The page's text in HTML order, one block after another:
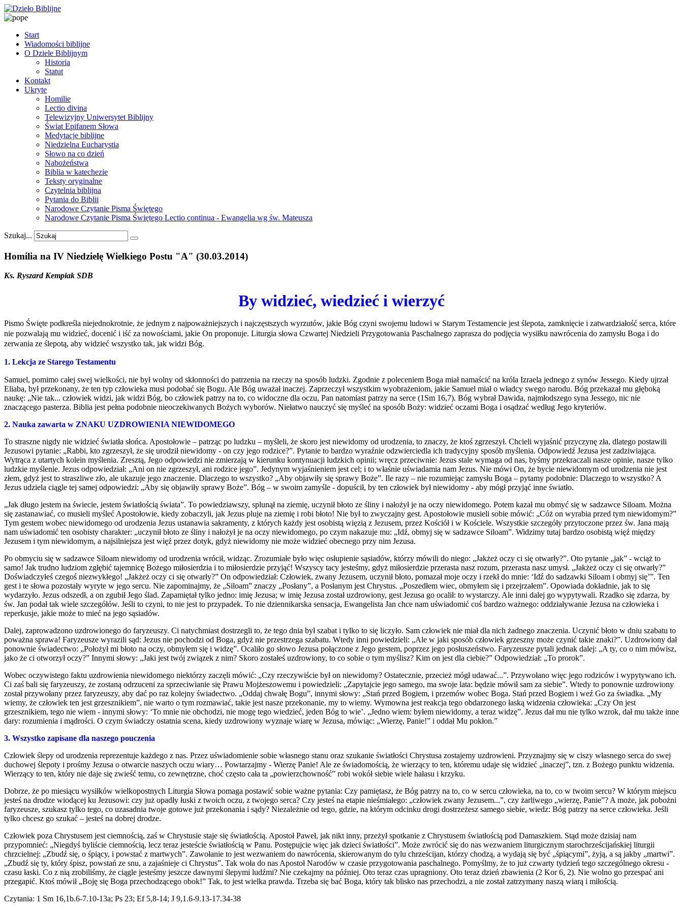
Start
Wiadomości biblijne
O Dziele Biblijnym
Historia
Statut
Kontakt
Ukryte
Homilie
Lectio divina
Telewizyjny Uniwersytet Biblijny
Świat Epifanem Słowa
Medytacje biblijne
Niedzielna Eucharystia
Słowo na co dzień
Nabożeństwa
Biblia w katechezie
Teksty oryginalne
Czytelnia biblijna
Pytania do Biblii
Narodowe Czytanie Pisma Świętego
Narodowe Czytanie Pisma Świętego Lectio continua - Ewangelia wg św. Mateusza
Szukaj...
Homilia na IV Niedzielę Wielkiego Postu "A" (30.03.2014)
Ks. Ryszard Kempiak SDB
By widzieć, wiedzieć i wierzyć
Pismo Święte podkreśla niejednokrotnie, że jednym z najpoważniejszych i najczęstszych wyrzutów, jakie Bóg czyni swojemu ludowi w Starym Testamencie jest ślepota, zamknięcie i zatwardziałość serca, które
nie pozwalają mu widzieć, docenić i iść za nowościami, jakie On proponuje. Liturgia słowa Czwartej Niedzieli Przygotowania Paschalnego zaprasza do podjęcia wysiłku nawrócenia do zamysłu Boga i do
zerwania ze ślepotą, aby widzieć wszystko tak, jak widzi Bóg.
1. Lekcja ze Starego Testamentu
Samuel, pomimo całej swej wielkości, nie był wolny od skłonności do patrzenia na rzeczy na sposób ludzki. Zgodnie z poleceniem Boga miał namaścić na króla Izraela jednego z synów Jessego. Kiedy ujrzał
Eliaba, był przekonany, że ten typ człowieka musi podobać się Bogu. Ale Bóg uważał inaczej. Zaprzeczył wszystkim wyobrażeniom, jakie Samuel miał o władcy swego narodu. Bóg przekazał mu głęboką
naukę: „Nie tak... człowiek widzi, jak widzi Bóg, bo człowiek patrzy na to, co widoczne dla oczu, Pan natomiast patrzy na serce (1Sm 16,7). Bóg wybrał Dawida, najmłodszego syna Jessego, nic nie
znaczącego pasterza. Biblia jest pełna podobnie nieoczekiwanych Bożych wyborów. Niełatwo nauczyć się myśleć na sposób Boży: widzieć oczami Boga i osądzać według Jego kryteriów.
2. Nauka zawarta w ZNAKU UZDROWIENIA NIEWIDOMEGO
To straszne nigdy nie widzieć światła słońca. Apostołowie – patrząc po ludzku – myśleli, że skoro jest niewidomy od urodzenia, to znaczy, że ktoś zgrzeszył. Chcieli wyjaśnić przyczynę zła, dlatego postawili
Jezusowi pytanie: „Rabbi, kto zgrzeszył, że się urodził niewidomy - on czy jego rodzice?”. Pytanie to bardzo wyraźnie odzwierciedla ich tradycyjny sposób myślenia. Odpowiedź Jezusa jest zadziwiająca.
Wytrąca z utartych kolein myślenia. Zresztą, Jego odpowiedzi nie zmierzają w kierunku kontynuacji ludzkich opinii; wręcz przeciwnie: Jezus stale wymaga od nas, byśmy przekraczali nasze opinie, nasze tylko
ludzkie myślenie. Jezus odpowiedział: „Ani on nie zgrzeszył, ani rodzice jego”. Jedynym wyjaśnieniem jest cel; i to właśnie uświadamia nam Jezus. Nie mówi On, że bycie niewidomym od urodzenia nie jest
złem, gdyż jest to straszliwe zło, ale ukazuje jego znaczenie. Dlaczego to wszystko? „Aby objawiły się sprawy Boże”. Ile razy – nie rozumiejąc zamysłu Boga – pytamy podobnie: Dlaczego to wszystko? A
Jezus udziela ciągle tej samej odpowiedzi: „Aby się objawiły sprawy Boże”. Bóg – w swoim zamyśle - dopuścił, by ten człowiek był niewidomy - aby mógł przyjąć inne światło.
„Jak długo jestem na świecie, jestem światłością świata”. To powiedziawszy, splunął na ziemię, uczynił błoto ze śliny i nałożył je na oczy niewidomego. Potem kazał mu obmyć się w sadzawce Siloam. Można
się zastanawiać, co musieli myśleć Apostołowie, kiedy zobaczyli, jak Jezus pluje na ziemię i robi błoto! Nie był to zwyczajny gest. Apostołowie musieli sobie mówić: „Cóż on wyrabia przed tym niewidomym?”
Tym gestem wobec niewidomego od urodzenia Jezus ustanawia sakramenty, z których każdy jest osobistą więzią z Jezusem, przez Kościół i w Kościele. Wszystkie szczegóły przytoczone przez św. Jana mają
nam uświadomić ten osobisty charakter: „uczynił błoto ze śliny i nałożył je na oczy niewidomego, po czym nakazuje mu: „Idź, obmyj się w sadzawce Siloam”. Widzimy tutaj bardzo osobistą więź między
Jezusem i tym niewidomym, a najsilniejsza jest więź przez dotyk, gdyż niewidomy nie może widzieć obecnego przy nim Jezusa.
Po obmyciu się w sadzawce Siloam niewidomy od urodzenia wrócił, widząc. Zrozumiałe było więc osłupienie sąsiadów, którzy mówili do niego: „Jakżeż oczy ci się otwarły?”. Oto pytanie „jak” - wciąż to
samo! Jak trudno ludziom zgłębić tajemnicę Bożego miłosierdzia i to miłosierdzie przyjąć! Wszyscy tacy jesteśmy, gdyż miłosierdzie przerasta nasz rozum, przerasta nasz umysł. „Jakżeż oczy ci się otwarły?”
Doświadczyłeś czegoś niezwykłego! „Jakżeż oczy ci się otwarły?” On odpowiedział: Człowiek, zwany Jezusem, uczynił błoto, pomazał moje oczy i rzekł do mnie: ‘Idź do sadzawki Siloam i obmyj się’”. Ten
gest i te słowa pozostały wyryte w jego sercu. Nie zapominajmy, że „Siloam” znaczy „Posłany”, a Posłanym jest Chrystus. „Poszedłem wiec, obmyłem się i przejrzałem”. Opowiada dokładnie, jak to się
wydarzyło. Jezus odszedł, a on zgubił Jego ślad. Zapamiętał tylko jedno: imię Jezusa; w imię Jezusa został uzdrowiony, gest Jezusa go ocalił: to wystarczy. Ale inni dalej go wypytywali. Rzadko się zdarza, by
św. Jan podał tak wiele szczegółów. Jeśli to czyni, to nie jest to przypadek. To nie dziennikarska sensacja, Ewangelista Jan chce nam uświadomić coś bardzo ważnego: oddziaływanie Jezusa na człowieka i
reperkusje, jakie może to mieć na jego sąsiadów.
Dalej, zaprowadzono uzdrowionego do faryzeuszy. Ci natychmiast dostrzegli to, że tego dnia był szabat i tylko to się liczyło. Sam człowiek nie miał dla nich żadnego znaczenia. Uczynić błoto w dniu szabatu to
poważna sprawa! Faryzeusze wyrazili sąd: Jezus nie pochodzi od Boga, gdyż nie przestrzega szabatu. Wtedy inni powiedzieli: „Ale w jaki sposób człowiek grzeszny może czynić takie znaki?”. Uzdrowiony dał
ponownie świadectwo: „Położył mi błoto na oczy, obmyłem się i widzę”. Ocaliło go słowo Jezusa połączone z Jego gestem, poprzez jego posłuszeństwo. Faryzeusze pytali jednak dalej: „A ty, co o nim mówisz,
jako że ci otworzył oczy?” Innymi słowy: „Jaki jest twój związek z nim? Skoro zostałeś uzdrowiony, to co sobie o tym myślisz? Kim on jest dla ciebie?” Odpowiedział: „To prorok”.
Wobec oczywistego faktu uzdrowienia niewidomego niektórzy zaczęli mówić: „Czy rzeczywiście był on niewidomy? Ostatecznie, przecież mógł udawać...”. Przywołano więc jego rodziców i wypytywano ich.
Ci zaś bali się faryzeuszy, że zostaną odrzuceni za sprzeciwianie się Prawu Mojżeszowemu i powiedzieli: „Zapytajcie jego samego, ma swoje lata: będzie mówił sam za siebie”. Wtedy to ponownie uzdrowiony
został przywołany przez faryzeuszy, aby dać po raz kolejny świadectwo. „Oddaj chwałę Bogu”, innymi słowy: „Stań przed Bogiem, i przemów wobec Boga. Stań przed Bogiem i weź Go za świadka. „My
wiemy, że człowiek ten jest grzesznikiem”, nie warto o tym rozmawiać, takie jest nasze przekonanie, my to wiemy. Wymowna jest reakcja tego obdarzonego łaską widzenia człowieka: „Czy On jest
grzesznikiem, tego nie wiem - innymi słowy: ‘To mnie nie obchodzi, nie mogę tego wiedzieć, jeden Bóg to wie’. „Jedno wiem: byłem niewidomy, a teraz widzę”. Jezus dał mu nie tylko wzrok, dał mu także inne
dary: rozumienia i mądrości. O czym świadczy ostatnia scena, kiedy uzdrowiony wyznaje wiarę w Jezusa, mówiąc: „Wierzę, Panie!” i oddał Mu pokłon.”
3. Wszystko zapisane dla naszego pouczenia
Człowiek ślepy od urodzenia reprezentuje każdego z nas. Przez uświadomienie sobie własnego stanu oraz szukanie światłości Chrystusa zostajemy uzdrowieni. Przyznajmy się w ciszy własnego serca do swej
duchowej ślepoty i prośmy Jezusa o otwarcie naszych oczu wiary… Powtarzajmy - Wierzę Panie! Ale ze świadomością, że wierzący to ten, któremu udaje się widzieć „inaczej”, tzn. z Bożego punktu widzenia.
Wierzący to ten, który nie daje się zwieść temu, co zewnętrzne, choć często cała ta „powierzchowność” robi wokół siebie wiele hałasu i krzyku.
Dobrze, że po miesiącu wysiłków wielkopostnych Liturgia Słowa pomaga postawić sobie ważne pytania: Czy pamiętasz, że Bóg patrzy na to, co w sercu człowieka, na to, co w twoim sercu? W którym miejscu
jesteś na drodze wiodącej ku Jezusowi: czy już opadły łuski z twoich oczu, z twojego serca? Czy jesteś na etapie nieśmiałego: „człowiek zwany Jezusem...”, czy żarliwego „wierzę, Panie”? A może, jak pobożni
faryzeusze, szukasz tylko tego, co uzasadnia twoje gotowe już przekonania i sądy? Niezależnie od tego, gdzie, na którym odcinku drogi dostrzeżesz samego siebie, wiedz: Bóg patrzy na serce człowieka. Jeśli
tylko chcesz go szukać – jesteś na dobrej drodze.
Człowiek poza Chrystusem jest ciemnością, zaś w Chrystusie staje się światłością. Apostoł Paweł, jak nikt inny, przeżył spotkanie z Chrystusem światłością pod Damaszkiem. Stąd może dzisiaj nam
przypomnieć: „Niegdyś byliście ciemnością, lecz teraz jesteście światłością w Panu. Postępujcie więc jak dzieci światłości”. Może zwrócić się do nas wezwaniem liturgicznym starochrześcijańskiej liturgii
chrzcielnej: „Zbudź się, o śpiący, i powstać z martwych”. Zawołanie to jest wezwaniem do nawrócenia, skierowanym do tylu chrześcijan, którzy chodzą, a wydają się być „śpiącymi”, żyją, a są jakby „martwi”.
„Zbudź się ty, który śpisz, powstań ze snu, a zajaśnieje ci Chrystus”. Tak woła do nas Apostoł Narodów w czasie przygotowania paschalnego. Pomyślmy, że to już czwarty tydzień tego szczególnego okresu -
czasu łaski. Co z nią zrobiliśmy, że ciągle jesteśmy jeszcze dawnymi ślepymi ludźmi? Nie czekajmy na później. Oto teraz czas upragniony. Oto teraz dzień zbawienia (2 Kor 6, 2). Nie wolno go przespać ani
przegapić. Ktoś mówił „Boję się Boga przechodzącego obok!” Tak, to jest wielka prawda. Trzeba się bać Boga, który tak blisko nas przechodzi, a nie został zatrzymany naszą wiarą i miłością.
Czytania: 1 Sm 16,1b.6-7.10-13a; Ps 23; Ef 5,8-14; J 9,1.6-9.13-17.34-38